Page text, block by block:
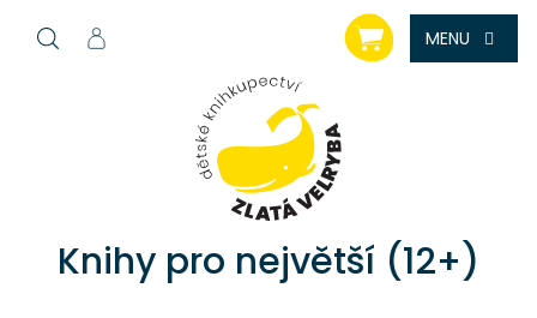
NÁKUPNÍ
KOŠÍK
Knihy pro největší (12+)